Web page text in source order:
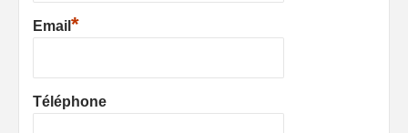
Email *
Téléphone